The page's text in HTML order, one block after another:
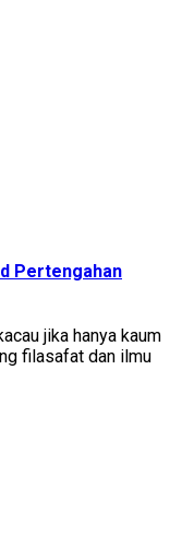
Pertengahan
jika hanya kaum
filasafat dan ilmu